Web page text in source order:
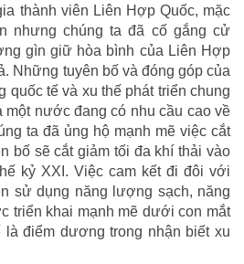
thành viên Liên Hợp Quốc, mặc
nhưng chúng ta đã cố gắng cử
gìn giữ hòa bình của Liên Hợp
Những tuyên bố và đóng góp của
quốc tế và xu thế phát triển chung
một nước đang có nhu cầu cao về
ta đã ủng hộ mạnh mẽ việc cắt
bố sẽ cắt giảm tối đa khí thải vào
kỷ XXI. Việc cam kết đi đôi với
sử dụng năng lượng sạch, năng
triển khai mạnh mẽ dưới con mắt
là điểm dương trong nhận biết xu